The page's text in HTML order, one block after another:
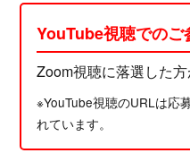
YouTube視聴でのご
Zoom視聴に落選した方
※YouTube視聴のURLは応
れています。